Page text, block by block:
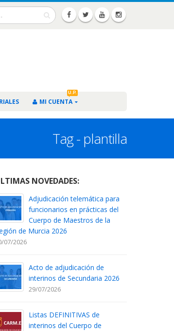
MI CUENTA
U.P.
Tag - plantilla
NOVEDADES:
Adjudicación telemática para
funcionarios en prácticas del
Cuerpo de Maestros de la
de Murcia 2026
07/2026
Acto de adjudicación de
interinos de Secundaria 2026
29/07/2026
Listas DEFINITIVAS de
interinos del Cuerpo de